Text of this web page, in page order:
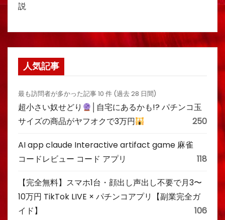
説
人気記事
最も訪問者が多かった記事 10 件 (過去 28 日間)
超小さい奴せどり
│自宅にあるかも!? パチンコ玉
サイズの商品がヤフオクで3万円
250
AI app claude Interactive artifact game 麻雀
コードレビュー コード アプリ
118
【完全無料】スマホ1台・顔出し声出し不要で月3〜
10万円 TikTok LIVE × パチンコアプリ【副業完全ガ
イド】
106